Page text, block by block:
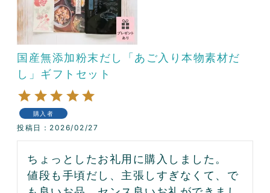
国産無添加粉末だし「あご入り本物素材だ
し」ギフトセット
購入者
投稿日 2026/02/27
ちょっとしたお礼用に購入しました。
値段も手頃だし、主張しすぎなくて、で